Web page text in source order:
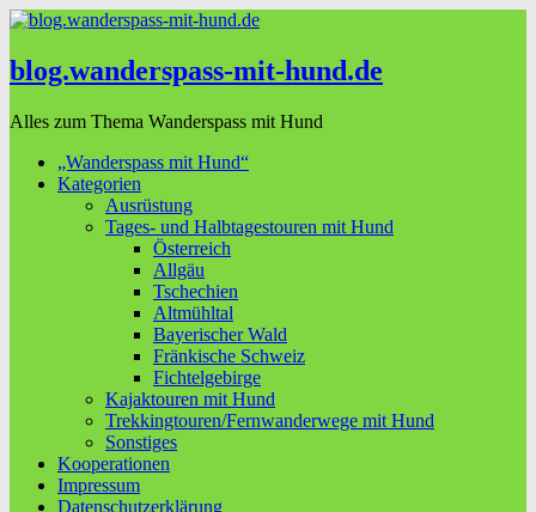
blog.wanderspass-mit-hund.de
Alles zum Thema Wanderspass mit Hund
„Wanderspass mit Hund“
Kategorien
Ausrüstung
Tages- und Halbtagestouren mit Hund
Österreich
Allgäu
Tschechien
Altmühltal
Bayerischer Wald
Fränkische Schweiz
Fichtelgebirge
Kajaktouren mit Hund
Trekkingtouren/Fernwanderwege mit Hund
Sonstiges
Kooperationen
Impressum
Datenschutzerklärung